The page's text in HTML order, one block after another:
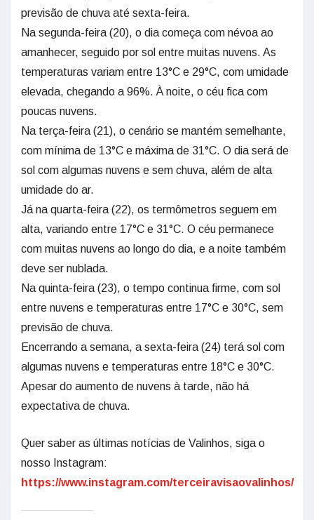
previsão de chuva até sexta-feira.
Na segunda-feira (20), o dia começa com névoa ao
amanhecer, seguido por sol entre muitas nuvens. As
temperaturas variam entre 13°C e 29°C, com umidade
elevada, chegando a 96%. À noite, o céu fica com
poucas nuvens.
Na terça-feira (21), o cenário se mantém semelhante,
com mínima de 13°C e máxima de 31°C. O dia será de
sol com algumas nuvens e sem chuva, além de alta
umidade do ar.
Já na quarta-feira (22), os termômetros seguem em
alta, variando entre 17°C e 31°C. O céu permanece
com muitas nuvens ao longo do dia, e a noite também
deve ser nublada.
Na quinta-feira (23), o tempo continua firme, com sol
entre nuvens e temperaturas entre 17°C e 30°C, sem
previsão de chuva.
Encerrando a semana, a sexta-feira (24) terá sol com
algumas nuvens e temperaturas entre 18°C e 30°C.
Apesar do aumento de nuvens à tarde, não há
expectativa de chuva.
Quer saber as últimas notícias de Valinhos, siga o
nosso Instagram:
https://www.instagram.com/terceiravisaovalinhos/